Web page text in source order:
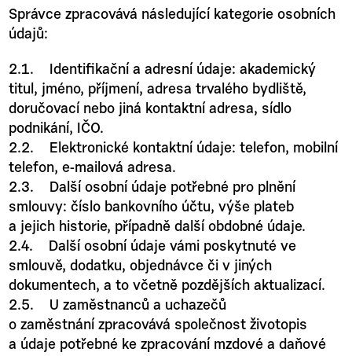
Správce zpracovává následující kategorie osobních
údajů:
2.1. Identifikační a adresní údaje: akademický
titul, jméno, příjmení, adresa trvalého bydliště,
doručovací nebo jiná kontaktní adresa, sídlo
podnikání, IČO.
2.2. Elektronické kontaktní údaje: telefon, mobilní
telefon, e-mailová adresa.
2.3. Další osobní údaje potřebné pro plnění
smlouvy: číslo bankovního účtu, výše plateb
a jejich historie, případně další obdobné údaje.
2.4. Další osobní údaje vámi poskytnuté ve
smlouvě, dodatku, objednávce či v jiných
dokumentech, a to včetně pozdějších aktualizací.
2.5. U zaměstnanců a uchazečů
o zaměstnání zpracovává společnost životopis
a údaje potřebné ke zpracování mzdové a daňové